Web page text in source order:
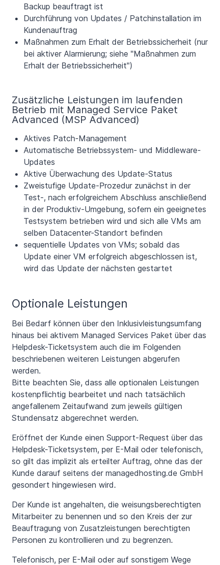
Backup beauftragt ist
Durchführung von Updates / Patchinstallation im
Kundenauftrag
Maßnahmen zum Erhalt der Betriebssicherheit (nur
bei aktiver Alarmierung; siehe "Maßnahmen zum
Erhalt der Betriebssicherheit")
Zusätzliche Leistungen im laufenden
Betrieb mit Managed Service Paket
Advanced (MSP Advanced)
Aktives Patch-Management
Automatische Betriebssystem- und Middleware-
Updates
Aktive Überwachung des Update-Status
Zweistufige Update-Prozedur zunächst in der
Test-, nach erfolgreichem Abschluss anschließend
in der Produktiv-Umgebung, sofern ein geeignetes
Testsystem betrieben wird und sich alle VMs am
selben Datacenter-Standort befinden
sequentielle Updates von VMs; sobald das
Update einer VM erfolgreich abgeschlossen ist,
wird das Update der nächsten gestartet
Optionale Leistungen
Bei Bedarf können über den Inklusivleistungsumfang
hinaus bei aktivem Managed Services Paket über das
Helpdesk-Ticketsystem auch die im Folgenden
beschriebenen weiteren Leistungen abgerufen
werden.
Bitte beachten Sie, dass alle optionalen Leistungen
kostenpflichtig bearbeitet und nach tatsächlich
angefallenem Zeitaufwand zum jeweils gültigen
Stundensatz abgerechnet werden.
Eröffnet der Kunde einen Support-Request über das
Helpdesk-Ticketsystem, per E-Mail oder telefonisch,
so gilt das implizit als erteilter Auftrag, ohne das der
Kunde darauf seitens der managedhosting.de GmbH
gesondert hingewiesen wird.
Der Kunde ist angehalten, die weisungsberechtigten
Mitarbeiter zu benennen und so den Kreis der zur
Beauftragung von Zusatzleistungen berechtigten
Personen zu kontrollieren und zu begrenzen.
Telefonisch, per E-Mail oder auf sonstigem Wege